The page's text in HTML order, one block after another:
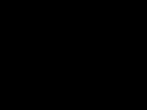
明できるか？関係論